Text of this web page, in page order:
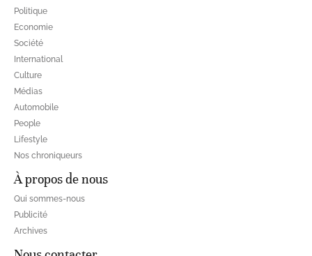
Politique
Economie
Société
International
Culture
Médias
Automobile
People
Lifestyle
Nos chroniqueurs
À propos de nous
Qui sommes-nous
Publicité
Archives